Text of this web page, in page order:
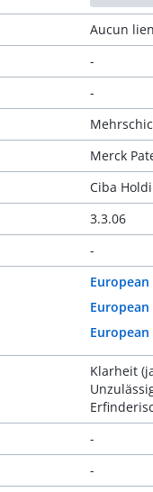
Aucun
-
-
Merck
Ciba
3.3.06
-
Klarheit
-
-